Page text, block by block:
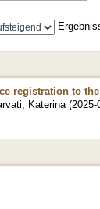
registration to
Katerina (2025-